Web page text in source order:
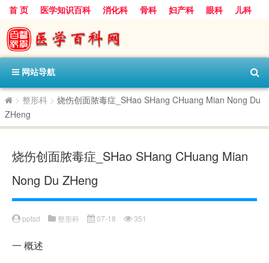
首 页 医学知识百科 消化科 骨科 妇产科 眼科
儿科
心血管病科
呼吸科 神经科
内分泌科
口腔科
网站导航
> 整形科 > 烧伤创面脓毒症_SHao SHang CHuang Mian Nong Du
ZHeng
烧伤创面脓毒症_SHao SHang CHuang Mian
Nong Du ZHeng
pptsd 整形科 07-18 351
一 概述